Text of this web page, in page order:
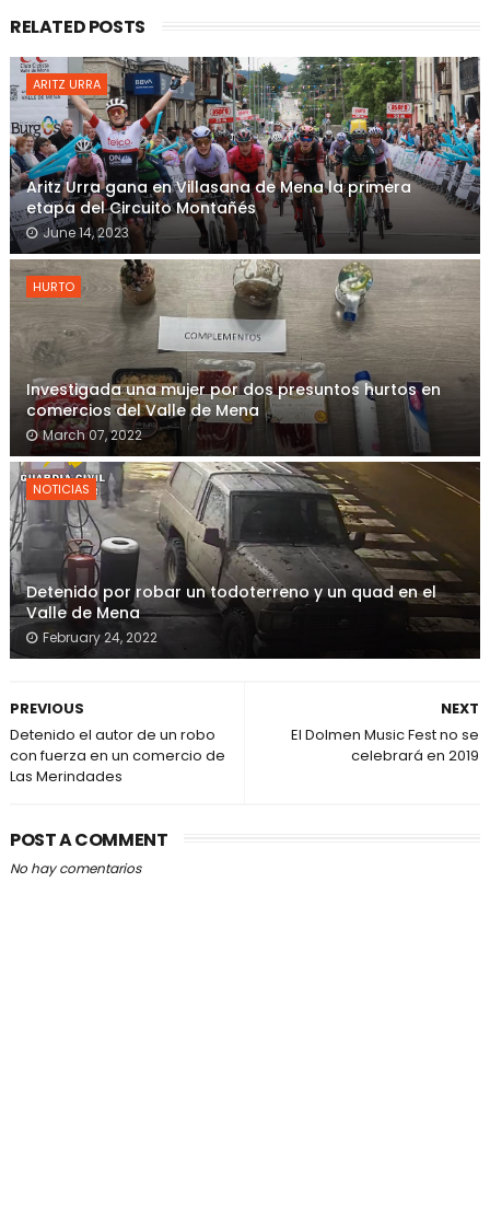
RELATED POSTS
ARITZ URRA
Aritz Urra gana en Villasana de Mena la primera
etapa del Circuito Montañés
June 14, 2023
HURTO
Investigada una mujer por dos presuntos hurtos en
comercios del Valle de Mena
March 07, 2022
NOTICIAS
Detenido por robar un todoterreno y un quad en el
Valle de Mena
February 24, 2022
NEXT
El Dolmen Music Fest no se
celebrará en 2019
PREVIOUS
Detenido el autor de un robo
con fuerza en un comercio de
Las Merindades
POST A COMMENT
No hay comentarios